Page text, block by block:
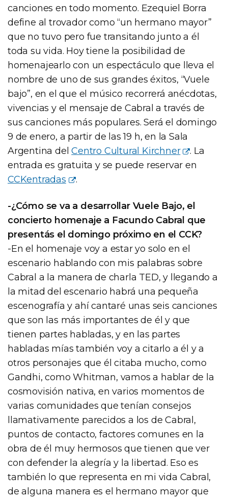
canciones en todo momento. Ezequiel Borra
define al trovador como “un hermano mayor”
que no tuvo pero fue transitando junto a él
toda su vida. Hoy tiene la posibilidad de
homenajearlo con un espectáculo que lleva el
nombre de uno de sus grandes éxitos, “Vuele
bajo”, en el que el músico recorrerá anécdotas,
vivencias y el mensaje de Cabral a través de
sus canciones más populares. Será el domingo
9 de enero, a partir de las 19 h, en la Sala
Argentina delCentro Cultural Kirchner
. La
entrada es gratuita y se puede reservar en
CCKentradas
.
-¿Cómo se va a desarrollar Vuele Bajo, el
concierto homenaje a Facundo Cabral que
presentás el domingo próximo en el CCK?
-En el homenaje voy a estar yo solo en el
escenario hablando con mis palabras sobre
Cabral a la manera de charla TED, y llegando a
la mitad del escenario habrá una pequeña
escenografía y ahí cantaré unas seis canciones
que son las más importantes de él y que
tienen partes habladas, y en las partes
habladas mías también voy a citarlo a él y a
otros personajes que él citaba mucho, como
Gandhi, como Whitman, vamos a hablar de la
cosmovisión nativa, en varios momentos de
varias comunidades que tenían consejos
llamativamente parecidos a los de Cabral,
puntos de contacto, factores comunes en la
obra de él muy hermosos que tienen que ver
con defender la alegría y la libertad. Eso es
también lo que representa en mi vida Cabral,
de alguna manera es el hermano mayor que